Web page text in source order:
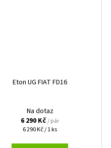
Eton UG FIAT FD16
Na dotaz
6 290 Kč/ pár
Měrná
6 290 Kč / 1 ks